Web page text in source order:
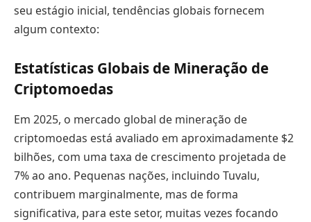
seu estágio inicial, tendências globais fornecem
algum contexto:
Estatísticas Globais de Mineração de
Criptomoedas
Em 2025, o mercado global de mineração de
criptomoedas está avaliado em aproximadamente $2
bilhões, com uma taxa de crescimento projetada de
7% ao ano. Pequenas nações, incluindo Tuvalu,
contribuem marginalmente, mas de forma
significativa, para este setor, muitas vezes focando